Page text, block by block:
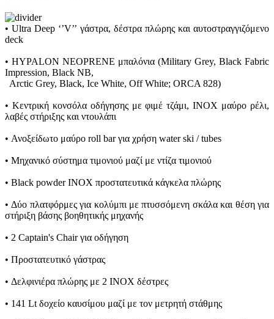
• Ultra Deep ‘’V’’ γάστρα, δέστρα πλώρης και αυτοστραγγιζόμενο
deck
• HYPALON NEOPRENE μπαλόνια (Military Grey, Black Fabric
Impression, Black NB,
Arctic Grey, Black, Ice White, Off White; ORCA 828)
• Κεντρική κονσόλα οδήγησης με φιμέ τζάμι, INOX μαύρο ρέλι,
λαβές στήριξης και ντουλάπι
• Ανοξείδωτο μαύρο roll bar για χρήση water ski / tubes
• Μηχανικό σύστημα τιμονιού μαζί με ντίζα τιμονιού
• Black powder INOX προστατευτικά κάγκελα πλώρης
• Δύο πλατφόρμες για κολύμπι με πτυσσόμενη σκάλα και θέση για
στήριξη βάσης βοηθητικής μηχανής
• 2 Captain's Chair για οδήγηση
• Προστατευτικό γάστρας
• Δελφινιέρα πλώρης με 2 INOX δέστρες
• 141 Lt δοχείο καυσίμου μαζί με τον μετρητή στάθμης